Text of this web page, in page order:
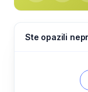
Ste opazili